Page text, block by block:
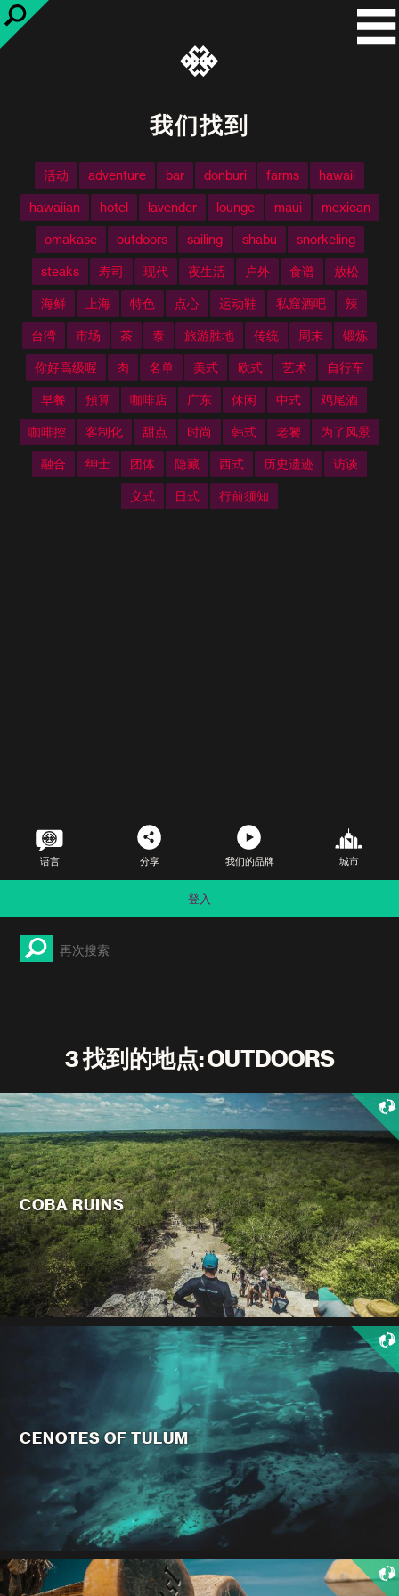
我们找到
活动 adventure bar donburi farms hawaii
hawaiian hotel lavender lounge maui mexican
omakase outdoors sailing shabu snorkeling
steaks 寿司 现代 夜生活 户外 食谱 放松
海鲜 上海 特色 点心 运动鞋 私窟酒吧 辣
台湾 市场 茶 泰 旅游胜地 传统 周末 锻炼
你好高级喔 肉 名单 美式 欧式 艺术 自行车
早餐 預算 咖啡店 广东 休闲 中式 鸡尾酒
咖啡控 客制化 甜点 时尚 韩式 老饕 为了风景
融合 绅士 团体 隐藏 西式 历史遗迹 访谈
义式 日式 行前须知
语言 分享 我们的品牌 城市
登入
3 找到的地点: OUTDOORS
COBA RUINS
CENOTES OF TULUM